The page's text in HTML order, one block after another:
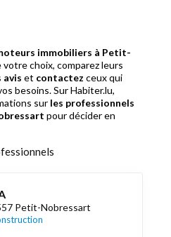
immobiliers à Petit-
votre choix, comparez leurs
avis et contactez ceux qui
besoins. Sur Habiter.lu,
sur les professionnels
pour décider en
Petit-Nobressart